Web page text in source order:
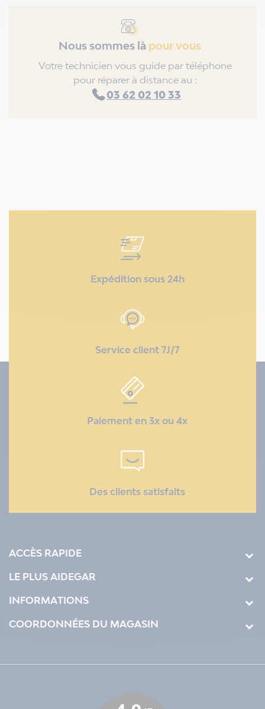
Nous sommes là pour vous
Votre technicien vous guide par téléphone
pour réparer à distance au :
03 62 02 10 33
Expédition sous 24h
Service client 7J/7
Paiement en 3x ou 4x
Des clients satisfaits
ACCÈS RAPIDE
LE PLUS AIDEGAR
INFORMATIONS
COORDONNÉES DU MAGASIN